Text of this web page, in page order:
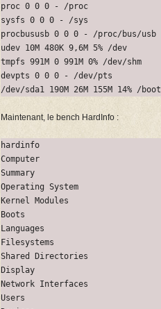
proc 0 0 0 - /proc
sysfs 0 0 0 - /sys
procbususb 0 0 0 - /proc/bus/usb
udev 10M 480K 9,6M 5% /dev
tmpfs 991M 0 991M 0% /dev/shm
devpts 0 0 0 - /dev/pts
/dev/sda1 190M 26M 155M 14% /boot
Maintenant, le bench HardInfo :
hardinfo
Computer
Summary
Operating System
Kernel Modules
Boots
Languages
Filesystems
Shared Directories
Display
Network Interfaces
Users